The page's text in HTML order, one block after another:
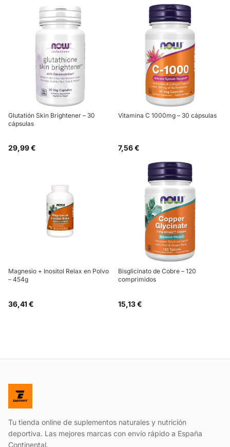
Glutatión Skin Brightener – 30
cápsulas
29,99 €
Vitamina C 1000mg – 30 cápsulas
7,56 €
Magnesio + Inositol Relax en Polvo
– 454g
36,41 €
Bisglicinato de Cobre – 120
comprimidos
15,13 €
Tu tienda online de suplementos naturales y nutrición
deportiva. Las mejores marcas con envío rápido a España
Continental.